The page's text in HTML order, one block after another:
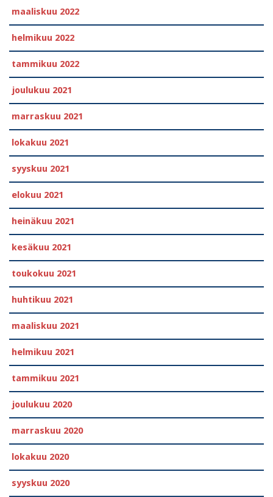
maaliskuu 2022
helmikuu 2022
tammikuu 2022
joulukuu 2021
marraskuu 2021
lokakuu 2021
syyskuu 2021
elokuu 2021
heinäkuu 2021
kesäkuu 2021
toukokuu 2021
huhtikuu 2021
maaliskuu 2021
helmikuu 2021
tammikuu 2021
joulukuu 2020
marraskuu 2020
lokakuu 2020
syyskuu 2020